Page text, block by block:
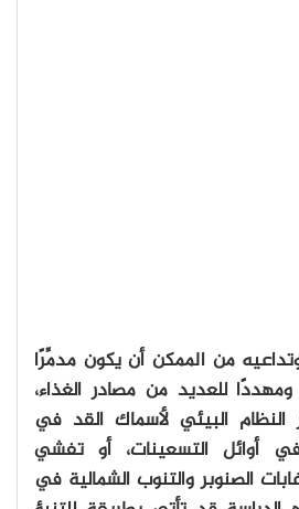
وتداعيه من الممكن أن يكون مدمِّرًا
للعديد من مصادر الغذاء،
البيئي لأسماك القد في
أوائل التسعينات، أو تفشي
الصنوبر والتنوب الشمالية في